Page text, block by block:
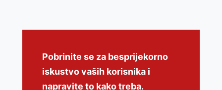
Pobrinite se za besprijekorno
iskustvo vaših korisnika i
napravite to kako treba.